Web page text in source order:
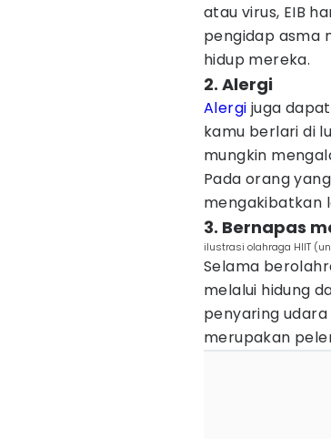
atau virus, EIB
pengidap asma
hidup mereka.
2. Alergi
Alergi juga
kamu berlari di
mungkin
Pada orang
mengakibatkan
3. Bernapas
ilustrasi olahraga HIIT
Selama
melalui hidung
penyaring udara
merupakan